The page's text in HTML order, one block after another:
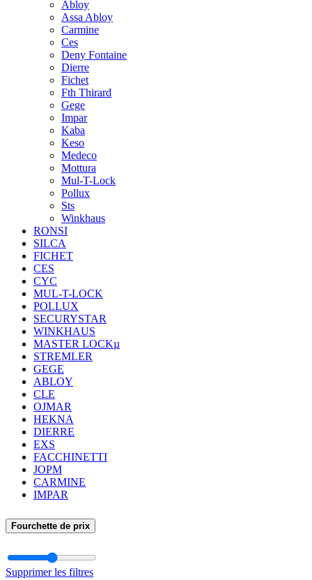
Abloy
Assa Abloy
Carmine
Ces
Deny Fontaine
Dierre
Fichet
Fth Thirard
Gege
Impar
Kaba
Keso
Medeco
Mottura
Mul-T-Lock
Pollux
Sts
Winkhaus
RONSI
SILCA
FICHET
CES
CYC
MUL-T-LOCK
POLLUX
SECURYSTAR
WINKHAUS
MASTER LOCKµ
STREMLER
GEGE
ABLOY
CLE
OJMAR
HEKNA
DIERRE
EXS
FACCHINETTI
JOPM
CARMINE
IMPAR
Fourchette de prix
Supprimer les filtres